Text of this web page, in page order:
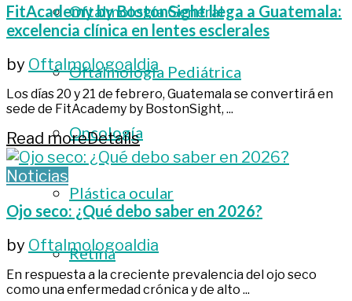
Oftalmología General
Oftalmología Pediátrica
Oncología
Plástica ocular
Retina
FitAcademy by BostonSight llega a Guatemala:
excelencia clínica en lentes esclerales
by Oftalmologoaldia
Los días 20 y 21 de febrero, Guatemala se convertirá en
sede de FitAcademy by BostonSight, ...
Read moreDetails
Noticias
Ojo seco: ¿Qué debo saber en 2026?
by Oftalmologoaldia
En respuesta a la creciente prevalencia del ojo seco
como una enfermedad crónica y de alto ...